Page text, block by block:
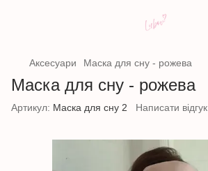
Аксесуари Маска для сну - рожева
Маска для сну - рожева
Артикул: Маска для сну 2 Написати відгук